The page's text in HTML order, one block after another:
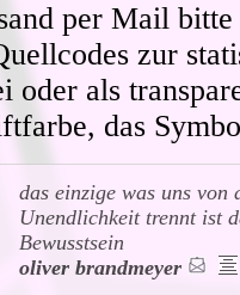
per Mail
zur
oder als
das
das einzige was uns von
Unendlichkeit trennt ist
Bewusstsein
oliver brandmeyer